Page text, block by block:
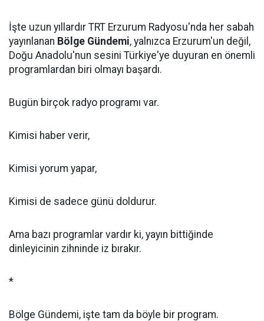
İşte uzun yıllardır TRT Erzurum Radyosu'nda her sabah
yayınlanan Bölge Gündemi, yalnızca Erzurum'un değil,
Doğu Anadolu'nun sesini Türkiye'ye duyuran en önemli
programlardan biri olmayı başardı.
Bugün birçok radyo programı var.
Kimisi haber verir,
Kimisi yorum yapar,
Kimisi de sadece günü doldurur.
Ama bazı programlar vardır ki, yayın bittiğinde
dinleyicinin zihninde iz bırakır.
*
Bölge Gündemi, işte tam da böyle bir program.